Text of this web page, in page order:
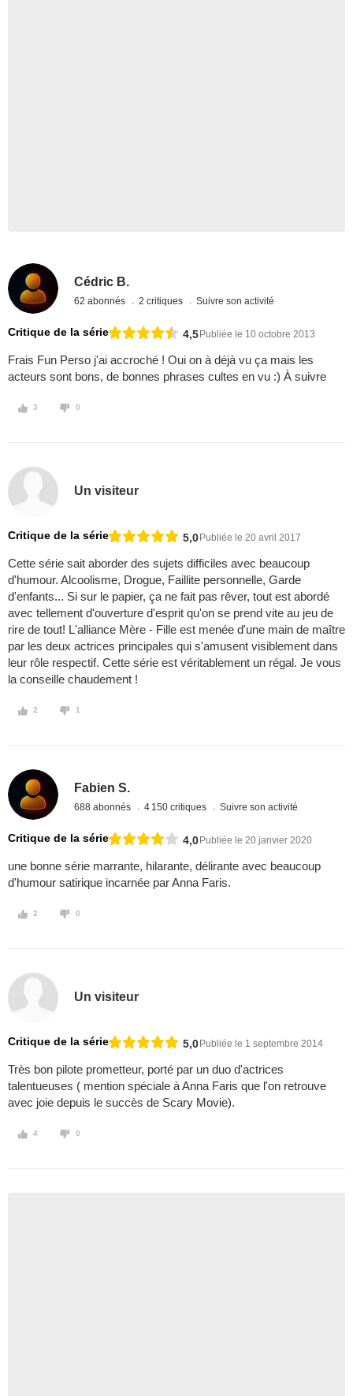
Cédric B.
62 abonnés 2 critiques Suivre son activité
Critique de la série 4,5Publiée le 10 octobre 2013
Frais Fun Perso j'ai accroché ! Oui on à déjà vu ça mais les
acteurs sont bons, de bonnes phrases cultes en vu :) À suivre
3 0
Un visiteur
Critique de la série 5,0Publiée le 20 avril 2017
Cette série sait aborder des sujets difficiles avec beaucoup
d'humour. Alcoolisme, Drogue, Faillite personnelle, Garde
d'enfants... Si sur le papier, ça ne fait pas rêver, tout est abordé
avec tellement d'ouverture d'esprit qu'on se prend vite au jeu de
rire de tout! L'alliance Mère - Fille est menée d'une main de maître
par les deux actrices principales qui s'amusent visiblement dans
leur rôle respectif. Cette série est véritablement un régal. Je vous
la conseille chaudement !
2 1
Fabien S.
688 abonnés 4 150 critiques Suivre son activité
Critique de la série 4,0Publiée le 20 janvier 2020
une bonne série marrante, hilarante, délirante avec beaucoup
d'humour satirique incarnée par Anna Faris.
2 0
Un visiteur
Critique de la série 5,0Publiée le 1 septembre 2014
Très bon pilote prometteur, porté par un duo d'actrices
talentueuses ( mention spéciale à Anna Faris que l'on retrouve
avec joie depuis le succès de Scary Movie).
4 0